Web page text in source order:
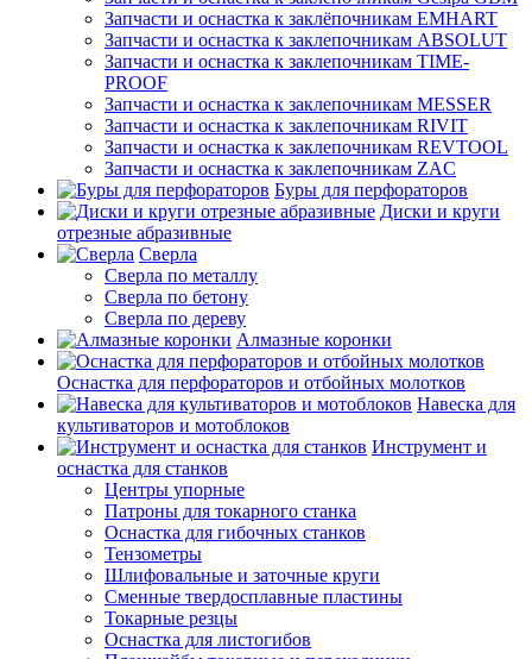
Запчасти и оснастка к заклёпочникам EMHART
Запчасти и оснастка к заклепочникам ABSOLUT
Запчасти и оснастка к заклепочникам TIME-
PROOF
Запчасти и оснастка к заклепочникам MESSER
Запчасти и оснастка к заклепочникам RIVIT
Запчасти и оснастка к заклепочникам REVTOOL
Запчасти и оснастка к заклепочникам ZAC
Буры для перфораторов
Диски и круги
отрезные абразивные
Сверла
Сверла по металлу
Сверла по бетону
Сверла по дереву
Алмазные коронки
Оснастка для перфораторов и отбойных молотков
Навеска для
культиваторов и мотоблоков
Инструмент и
оснастка для станков
Центры упорные
Патроны для токарного станка
Оснастка для гибочных станков
Тензометры
Шлифовальные и заточные круги
Сменные твердосплавные пластины
Токарные резцы
Оснастка для листогибов